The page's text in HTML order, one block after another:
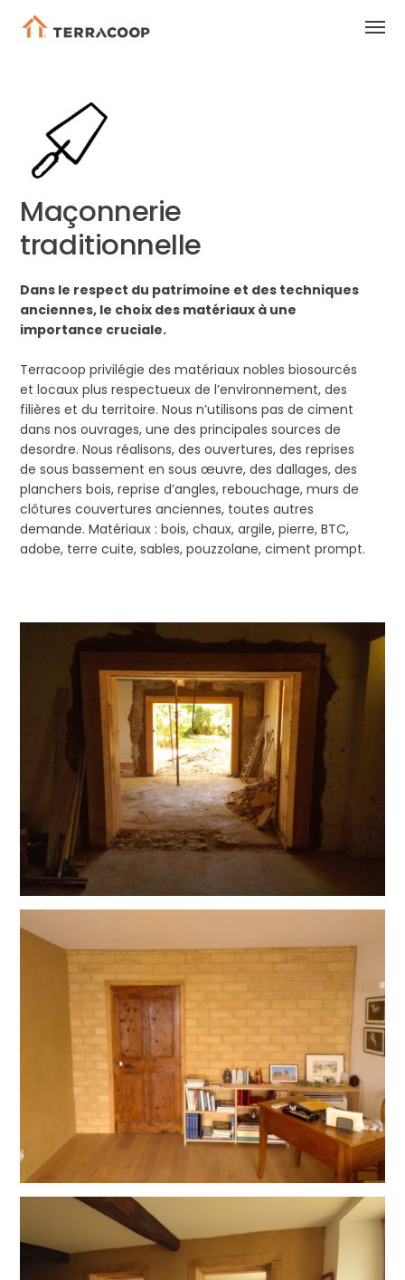
Maçonnerie
traditionnelle
Dans le respect du patrimoine et des techniques
anciennes, le choix des matériaux à une
importance cruciale.
Terracoop privilégie des matériaux nobles biosourcés
et locaux plus respectueux de l’environnement, des
filières et du territoire. Nous n’utilisons pas de ciment
dans nos ouvrages, une des principales sources de
desordre. Nous réalisons, des ouvertures, des reprises
de sous bassement en sous œuvre, des dallages, des
planchers bois, reprise d’angles, rebouchage, murs de
clôtures couvertures anciennes, toutes autres
demande. Matériaux : bois, chaux, argile, pierre, BTC,
adobe, terre cuite, sables, pouzzolane, ciment prompt.